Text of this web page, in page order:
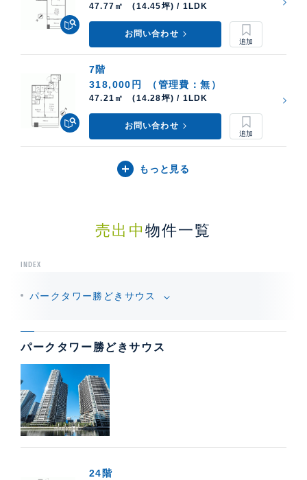
47.77㎡ (14.45坪) / 1LDK
お問い合わせ
7階
318,000円
（管理費：無）
47.21㎡ (14.28坪) / 1LDK
お問い合わせ
もっと見る
売出中 物件一覧
INDEX
パークタワー勝どきサウス
パークタワー勝どきサウス
24階